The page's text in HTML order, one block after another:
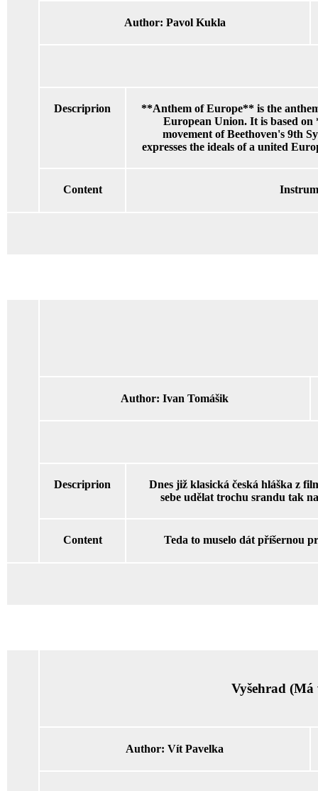
Author: Pavol Kukla
Descriprion
**Anthem of Europe** is the
European Union. It is based
movement of Beethoven's 9th
expresses the ideals of a united
Content
Author: Ivan Tomášik
Descriprion
Dnes již klasická česká hláška z
sebe udělat trochu srandu tak
Content Teda to muselo dát příšernou
Vyšehrad
Author: Vít Pavelka